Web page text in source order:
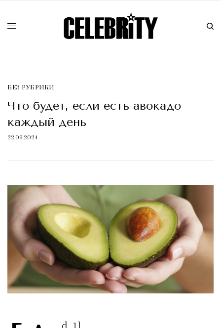
БЕЗ РУБРИКИ
Что будет, если есть авокадо
каждый день
22.09.2024
d_1]